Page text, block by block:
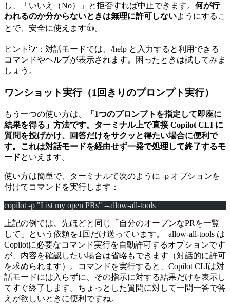
し、「いいえ（No）」と拒否すれば中止できます。 何が行
われるのか分からないときは無理に許可しないようにするこ
とで、安全に使えます👍。
ヒント💡：対話モードでは、/help と入力すると利用できる
コマンドやヘルプが表示されます。困ったときは試してみま
しょう。
ワンショット実行（1回きりのプロンプト実行）
もう一つの使い方は、
「1つのプロンプトを指定して即座に
結果を得る」 方法です。ターミナル上で直接 Copilot CLI に
質問を投げかけ、回答だけをサクッと得たい場合に便利で
す。これは対話モードを経由せず一発で処理して終了するモ
ードといえます。
使い方は簡単で、ターミナルで次のように -p オプションを
付けてコマンドを実行します：
copilot -p "List my open PRs" --allow-all-tools
上記の例では、先ほどと同じ「自分のオープンなPRを一覧
して」という依頼を1回だけ送っています。–allow-all-tools は
Copilotに必要なコマンド実行を自動許可するオプションです
が、内容を確認したい場合は省略もできます（対話的に許可
を求められます）。コマンドを実行すると、Copilot CLIは対
話モードには入らずに、その指示に対する結果だけを表示し
てすぐ終了します。ちょっとした質問に対して一問一答で答
えが欲しいときに便利ですね。